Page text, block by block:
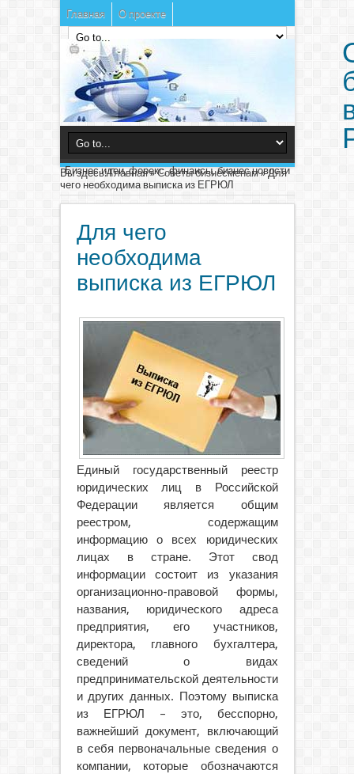
Главная О проекте
Бизнес идеи, форекс, финансы, бизнес новости
Вы здесь:Главная»Советы бизнесменам»Для
чего необходима выписка из ЕГРЮЛ
Для чего
необходима
выписка из ЕГРЮЛ
Единый государственный реестр
юридических лиц в Российской
Федерации является общим
реестром, содержащим
информацию о всех юридических
лицах в стране. Этот свод
информации состоит из указания
организационно-правовой формы,
названия, юридического адреса
предприятия, его участников,
директора, главного бухгалтера,
сведений о видах
предпринимательской деятельности
и других данных. Поэтому выписка
из ЕГРЮЛ – это, бесспорно,
важнейший документ, включающий
в себя первоначальные сведения о
компании, которые обозначаются